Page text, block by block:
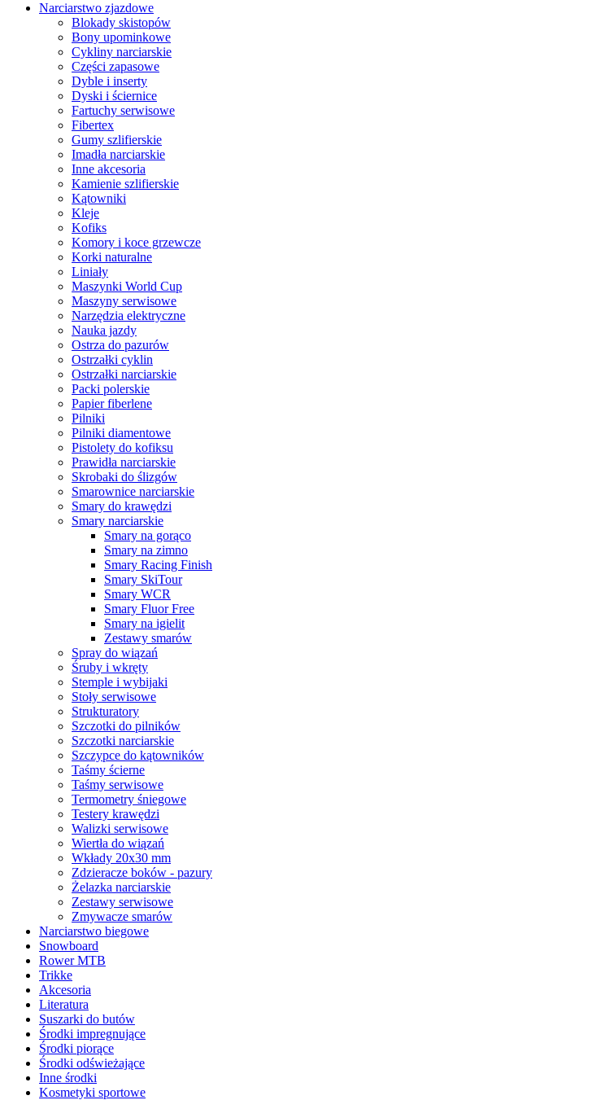
Narciarstwo zjazdowe
Blokady skistopów
Bony upominkowe
Cykliny narciarskie
Części zapasowe
Dyble i inserty
Dyski i ściernice
Fartuchy serwisowe
Fibertex
Gumy szlifierskie
Imadła narciarskie
Inne akcesoria
Kamienie szlifierskie
Kątowniki
Kleje
Kofiks
Komory i koce grzewcze
Korki naturalne
Liniały
Maszynki World Cup
Maszyny serwisowe
Narzędzia elektryczne
Nauka jazdy
Ostrza do pazurów
Ostrzałki cyklin
Ostrzałki narciarskie
Packi polerskie
Papier fiberlene
Pilniki
Pilniki diamentowe
Pistolety do kofiksu
Prawidła narciarskie
Skrobaki do ślizgów
Smarownice narciarskie
Smary do krawędzi
Smary narciarskie
Smary na gorąco
Smary na zimno
Smary Racing Finish
Smary SkiTour
Smary WCR
Smary Fluor Free
Smary na igielit
Zestawy smarów
Spray do wiązań
Śruby i wkręty
Stemple i wybijaki
Stoły serwisowe
Strukturatory
Szczotki do pilników
Szczotki narciarskie
Szczypce do kątowników
Taśmy ścierne
Taśmy serwisowe
Termometry śniegowe
Testery krawędzi
Walizki serwisowe
Wiertła do wiązań
Wkłady 20x30 mm
Zdzieracze boków - pazury
Żelazka narciarskie
Zestawy serwisowe
Zmywacze smarów
Narciarstwo biegowe
Snowboard
Rower MTB
Trikke
Akcesoria
Literatura
Suszarki do butów
Środki impregnujące
Środki piorące
Środki odświeżające
Inne środki
Kosmetyki sportowe